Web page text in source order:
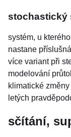
stochastický
systém, u kterého
nastane
více variant při
modelování
klimatické
letých
sčítání,